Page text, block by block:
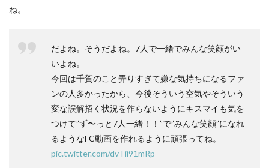
ね。
だよね。そうだよね。7人で一緒でみんな笑顔がい
いよね。
今回は千賀のこと弄りすぎて嫌な気持ちになるファ
ンの人多かったから、今後そういう空気やそういう
変な誤解招く状況を作らないようにキスマイも気を
つけて”ず〜っと7人一緒！！”で”みんな笑顔”になれ
るようなFC動画を作れるように頑張ってね。
pic.twitter.com/dvTii91mRp